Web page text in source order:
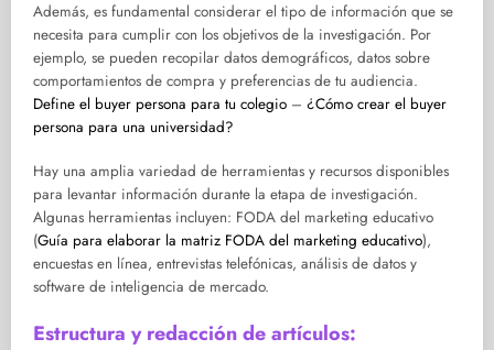
Además, es fundamental considerar el tipo de información que se
necesita para cumplir con los objetivos de la investigación. Por
ejemplo, se pueden recopilar datos demográficos, datos sobre
comportamientos de compra y preferencias de tu audiencia.
Define el buyer persona para tu colegio – ¿Cómo crear el buyer
persona para una universidad?
Hay una amplia variedad de herramientas y recursos disponibles
para levantar información durante la etapa de investigación.
Algunas herramientas incluyen: FODA del marketing educativo
(Guía para elaborar la matriz FODA del marketing educativo),
encuestas en línea, entrevistas telefónicas, análisis de datos y
software de inteligencia de mercado.
Estructura y redacción de artículos: